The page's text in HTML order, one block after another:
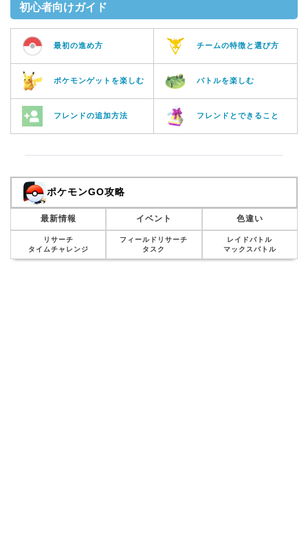
初心者向けガイド
最初の進め方 チームの特徴と選び方
ポケモンゲットを楽しむ バトルを楽しむ
フレンドの追加方法 フレンドとできること
ポケモンGO攻略
最新情報 イベント 色違い
リサーチ
タイムチャレンジ
フィールドリサーチ
タスク
レイドバトル
マックスバトル